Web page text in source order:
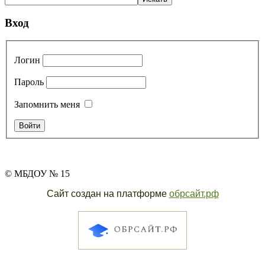
Вход
Логин
Пароль
Запомнить меня
© МБДОУ № 15
Сайт создан на платформе обрсайт.рф